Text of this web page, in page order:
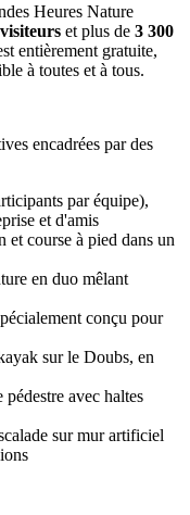
Heures Nature
et plus de 3 300
entièrement gratuite,
à toutes et à tous.
encadrées par des
par équipe),
et d'amis
course à pied dans un
en duo mêlant
conçu pour
sur le Doubs, en
avec haltes
sur mur artificiel